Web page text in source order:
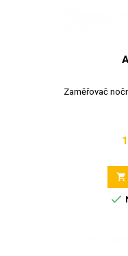
Zaměřovač

